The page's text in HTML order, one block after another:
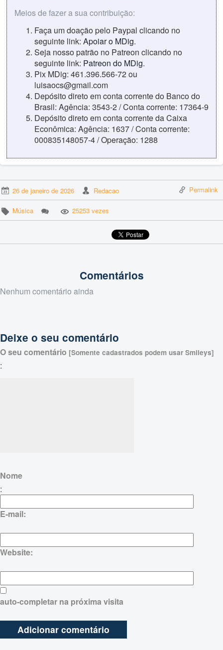
Meios de fazer a sua contribuição:
Faça um doação pelo Paypal clicando no
seguinte link: Apoiar o MDig.
Seja nosso patrão no Patreon clicando no
seguinte link: Patreon do MDig.
Pix MDig: 461.396.566-72 ou
luisaocs@gmail.com
Depósito direto em conta corrente do Banco do
Brasil: Agência: 3543-2 / Conta corrente: 17364-9
Depósito direto em conta corrente da Caixa
Econômica: Agência: 1637 / Conta corrente:
000835148057-4 / Operação: 1288
26 de janeiro de 2026 Redacao Permalink
Música 25253 vezes
Comentários
Nenhum comentário ainda
Deixe o seu comentário
O seu comentário [Somente cadastrados podem usar Smileys]
:
Nome
:
E-mail:
Website:
auto-completar na próxima visita